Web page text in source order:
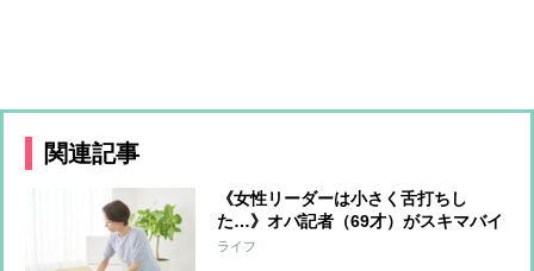
関連記事
《女性リーダーは小さく舌打ちし
た…》オバ記者（69才）がスキマバイ
トに挑戦「私に肉体労働をする資格は
ライフ